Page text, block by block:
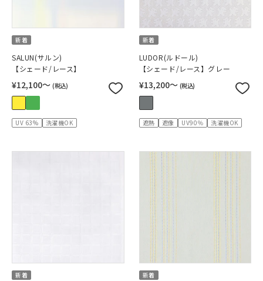
新着
SALUN(サルン)
【シェード/レース】
¥12,100〜 (税込)
UV 63% 洗濯機OK
新着
LUDOR(ルドール)
【シェード/レース】グレー
¥13,200〜 (税込)
遮熱 遮像 UV90％ 洗濯機OK
新着 新着